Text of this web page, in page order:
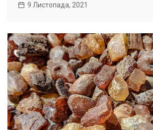
9 Листопада, 2021